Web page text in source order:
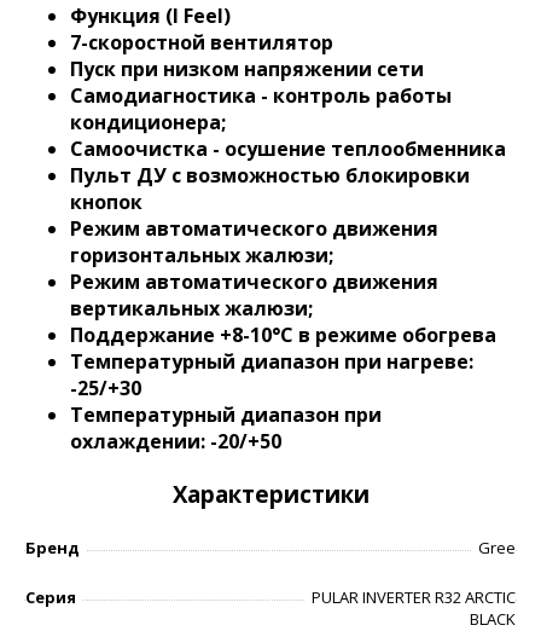
Функция (I Feel)
7-скоростной вентилятор
Пуск при низком напряжении сети
Самодиагностика - контроль работы
кондиционера;
Самоочистка - осушение теплообменника
Пульт ДУ с возможностью блокировки
кнопок
Режим автоматического движения
горизонтальных жалюзи;
Режим автоматического движения
вертикальных жалюзи;
Поддержание +8-10°С в режиме обогрева
Температурный диапазон при нагреве:
-25/+30
Температурный диапазон при
охлаждении: -20/+50
Характеристики
Бренд Gree
Серия
PULAR INVERTER R32 ARCTIC
BLACK